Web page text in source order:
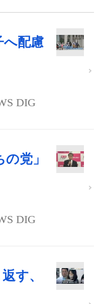
へ配慮
DIG
党」
DIG
す、